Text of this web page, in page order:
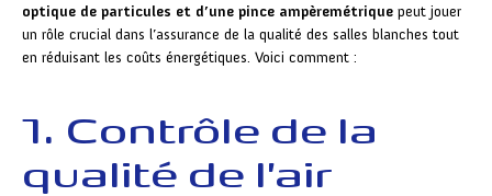
optique de particules et d’une pince ampèremétrique peut jouer
un rôle crucial dans l’assurance de la qualité des salles blanches tout
en réduisant les coûts énergétiques. Voici comment :
1. Contrôle de la
qualité de l'air